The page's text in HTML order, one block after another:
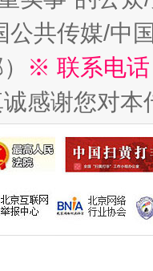
生
公共传媒/中
※ 联系电
感谢您对